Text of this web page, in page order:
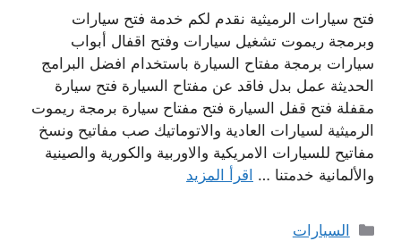
فتح سيارات الرميثية نقدم لكم خدمة فتح سيارات
وبرمجة ريموت تشغيل سيارات وفتح اقفال أبواب
سيارات برمجة مفتاح السيارة باستخدام افضل البرامج
الحديثة عمل بدل فاقد عن مفتاح السيارة فتح سيارة
مقفلة فتح قفل السيارة فتح مفتاح سيارة برمجة ريموت
الرميثية لسيارات العادية والاتوماتيك صب مفاتيح ونسخ
مفاتيح للسيارات الامريكية والاوربية والكورية والصينية
والألمانية خدمتنا … اقرأ المزيد
التصنيفات
السيارات